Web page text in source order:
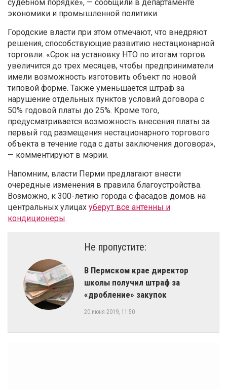
судебном порядке», — сообщили в департаменте
экономики и промышленной политики.
Городские власти при этом отмечают, что внедряют
решения, способствующие развитию нестационарной
торговли. «Срок на установку НТО по итогам торгов
увеличится до трех месяцев, чтобы предприниматели
имели возможность изготовить объект по новой
типовой форме. Также уменьшается штраф за
нарушение отдельных пунктов условий договора с
50% годовой платы до 25%. Кроме того,
предусматривается возможность внесения платы за
первый год размещения нестационарного торгового
объекта в течение года с даты заключения договора»,
— комментируют в мэрии.
Напомним, власти Перми предлагают внести
очередные изменения в правила благоустройства.
Возможно, к 300-летию города с фасадов домов на
центральных улицах уберут все антенны и
кондиционеры.
Не пропустите:
В Пермском крае директор
школы получил штраф за
«дробление» закупок
20 июня 2019, 11:50